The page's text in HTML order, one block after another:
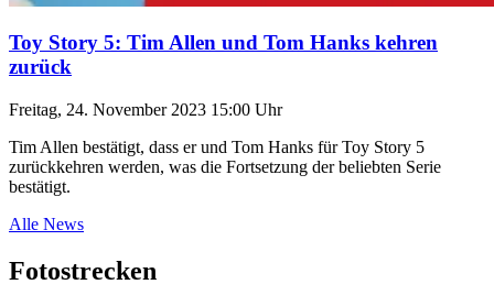
Toy Story 5: Tim Allen und Tom Hanks kehren
zurück
Freitag, 24. November 2023 15:00 Uhr
Tim Allen bestätigt, dass er und Tom Hanks für Toy Story 5
zurückkehren werden, was die Fortsetzung der beliebten Serie
bestätigt.
Alle News
Fotostrecken